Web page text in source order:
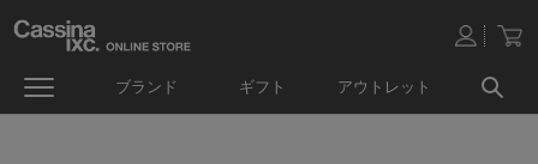
ブランド ギフト アウトレット